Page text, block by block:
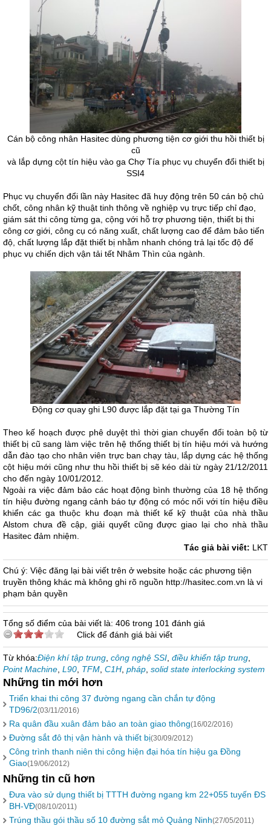
Cán bộ công nhân Hasitec dùng phương tiện cơ giới thu hồi thiết bị
cũ
và lắp dựng cột tín hiệu vào ga Chợ Tía phục vụ chuyển đổi thiết bị
SSI4
Phục vụ chuyển đổi lần này Hasitec đã huy động trên 50 cán bộ chủ
chốt, công nhân kỹ thuật tinh thông về nghiệp vụ trực tiếp chỉ đạo,
giám sát thi công từng ga, cộng với hỗ trợ phương tiện, thiết bị thi
công cơ giới, công cụ có năng xuất, chất lượng cao để đảm bảo tiến
độ, chất lượng lắp đặt thiết bị nhằm nhanh chóng trả lại tốc độ để
phục vụ chiến dịch vận tải tết Nhâm Thìn của ngành.
Động cơ quay ghi L90 được lắp đặt tại ga Thường Tín
Theo kế hoạch được phê duyệt thì thời gian chuyển đổi toàn bộ từ
thiết bị cũ sang làm việc trên hệ thống thiết bị tín hiệu mới và hướng
dẫn đào tạo cho nhân viên trực ban chạy tàu, lắp dựng các hệ thống
cột hiệu mới cũng như thu hồi thiết bị sẽ kéo dài từ ngày 21/12/2011
cho đến ngày 10/01/2012.
Ngoài ra việc đảm bảo các hoạt động bình thường của 18 hệ thống
tín hiệu đường ngang cảnh báo tự động có móc nối với tín hiệu điều
khiển các ga thuộc khu đoạn mà thiết kế kỹ thuật của nhà thầu
Alstom chưa đề cập, giải quyết cũng được giao lại cho nhà thầu
Hasitec đảm nhiệm.
Tác giả bài viết: LKT
Chú ý: Việc đăng lại bài viết trên ở website hoặc các phương tiện
truyền thông khác mà không ghi rõ nguồn http://hasitec.com.vn là vi
phạm bản quyền
Tổng số điểm của bài viết là: 406 trong 101 đánh giá
Click để đánh giá bài viết
Từ khóa:Điện khí tập trung công nghệ SSI điều khiển tập trung
Point Machine L90 TFM C1H pháp solid state interlocking system
Những tin mới hơn
Triển khai thi công 37 đường ngang cần chắn tự động
TD96/2(03/11/2016)
Ra quân đầu xuân đảm bảo an toàn giao thông(16/02/2016)
Đường sắt đô thị vận hành và thiết bị(30/09/2012)
Công trình thanh niên thi công hiện đại hóa tín hiệu ga Đồng
Giao(19/06/2012)
Những tin cũ hơn
Đưa vào sử dụng thiết bị TTTH đường ngang km 22+055 tuyến ĐS
BH-VĐ(08/10/2011)
Trúng thầu gói thầu số 10 đường sắt mỏ Quảng Ninh(27/05/2011)